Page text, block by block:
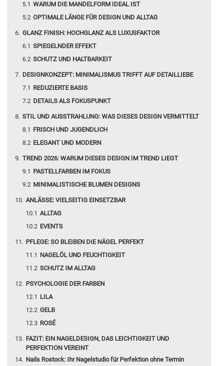
WARUM DIE MANDELFORM IDEAL IST
OPTIMALE LÄNGE FÜR DESIGN UND ALLTAG
GLANZ FINISH: HOCHGLANZ ALS LUXUSFAKTOR
SPIEGELNDER EFFEKT
SCHUTZ UND HALTBARKEIT
DESIGNKONZEPT: MINIMALISMUS TRIFFT AUF DETAILLIEBE
REDUZIERTE BASIS
DETAILS ALS FOKUSPUNKT
STIL UND AUSSTRAHLUNG: WAS DIESES DESIGN VERMITTELT
FRISCH UND JUGENDLICH
ELEGANT UND MODERN
TREND 2026: WARUM DIESES DESIGN IM TREND LIEGT
PASTELLFARBEN IM FOKUS
MINIMALISTISCHE BLUMEN DESIGNS
ANLÄSSE: VIELSEITIG EINSETZBAR
ALLTAG
EVENTS
PFLEGE: SO BLEIBEN DIE NÄGEL PERFEKT
NAGELÖL UND FEUCHTIGKEIT
SCHUTZ IM ALLTAG
PSYCHOLOGIE DER FARBEN
LILA
GELB
ROSÉ
FAZIT: EIN NAGELDESIGN, DAS LEICHTIGKEIT UND
PERFEKTION VEREINT
Nails Rostock: Ihr Nagelstudio für Perfektion ohne Termin